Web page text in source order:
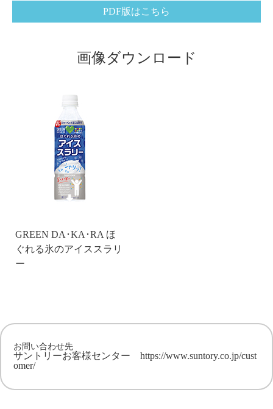
PDF版はこちら
画像ダウンロード
GREEN DA･KA･RA ほ
ぐれる氷のアイススラリ
ー
お問い合わせ先
サントリーお客様センター https://www.suntory.co.jp/cust
omer/